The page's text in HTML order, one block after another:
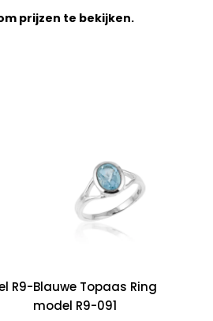
prijzen te bekijken.
R9-Blauwe Topaas Ring
model R9-091